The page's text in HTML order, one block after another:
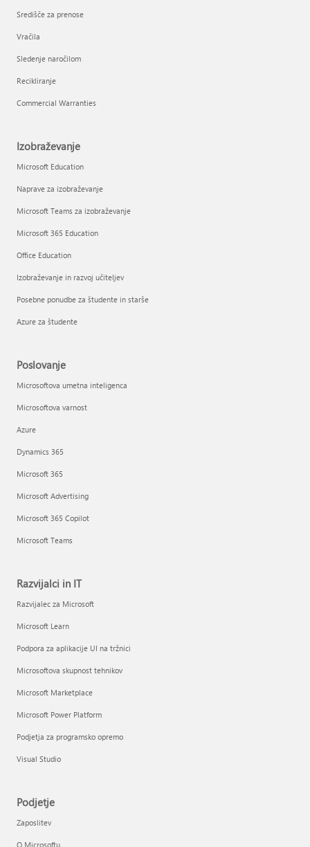
Središče za prenose
Vračila
Sledenje naročilom
Recikliranje
Commercial Warranties
Izobraževanje
Microsoft Education
Naprave za izobraževanje
Microsoft Teams za izobraževanje
Microsoft 365 Education
Office Education
Izobraževanje in razvoj učiteljev
Posebne ponudbe za študente in starše
Azure za študente
Poslovanje
Microsoftova umetna inteligenca
Microsoftova varnost
Azure
Dynamics 365
Microsoft 365
Microsoft Advertising
Microsoft 365 Copilot
Microsoft Teams
Razvijalci in IT
Razvijalec za Microsoft
Microsoft Learn
Podpora za aplikacije UI na tržnici
Microsoftova skupnost tehnikov
Microsoft Marketplace
Microsoft Power Platform
Podjetja za programsko opremo
Visual Studio
Podjetje
Zaposlitev
O Microsoftu